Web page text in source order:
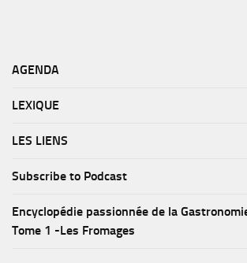
AGENDA
LEXIQUE
LES LIENS
Subscribe to Podcast
Encyclopédie passionnée de la
Tome 1 -Les Fromages